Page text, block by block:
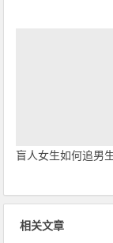
盲人女生如何追男生
相关文章